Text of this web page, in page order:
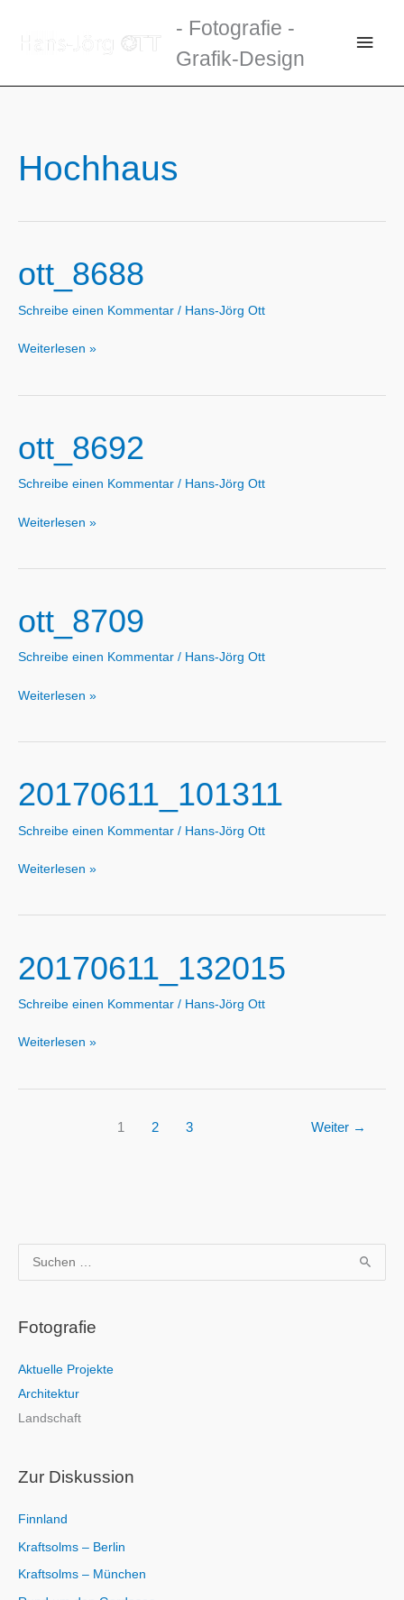
Inhalt
- Fotografie -
Grafik-Design
Hochhaus
ott_8688
Schreibe einen Kommentar / Hans-Jörg Ott
ott_8688
Weiterlesen »
ott_8692
Schreibe einen Kommentar / Hans-Jörg Ott
ott_8692
Weiterlesen »
ott_8709
Schreibe einen Kommentar / Hans-Jörg Ott
ott_8709
Weiterlesen »
20170611_101311
Schreibe einen Kommentar / Hans-Jörg Ott
20170611_101311
Weiterlesen »
20170611_132015
Schreibe einen Kommentar / Hans-Jörg Ott
20170611_132015
Weiterlesen »
1 2 3 Weiter →
u
h
n
n
a
h
Fotografie
Aktuelle Projekte
Architektur
Landschaft
Zur Diskussion
Finnland
Kraftsolms – Berlin
Kraftsolms – München